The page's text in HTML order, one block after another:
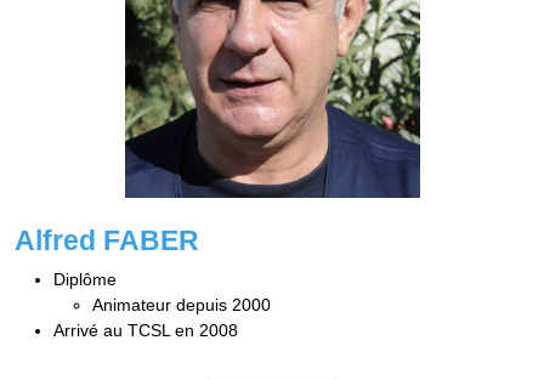
Alfred FABER
Diplôme
Animateur depuis 2000
Arrivé au TCSL en 2008